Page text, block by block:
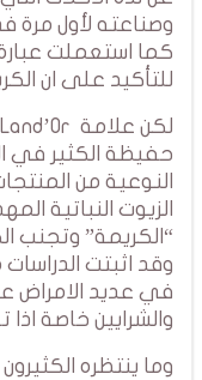
وصناعته لأول
للتأكيد على ان الكريمة هي 100
حفيظة الكثير في
النوعية من
الزيوت النباتية
“الكريمة” وتجنب
وقد اثبتت
في عديد الامراض
والشرايين خاصة
وما ينتظره